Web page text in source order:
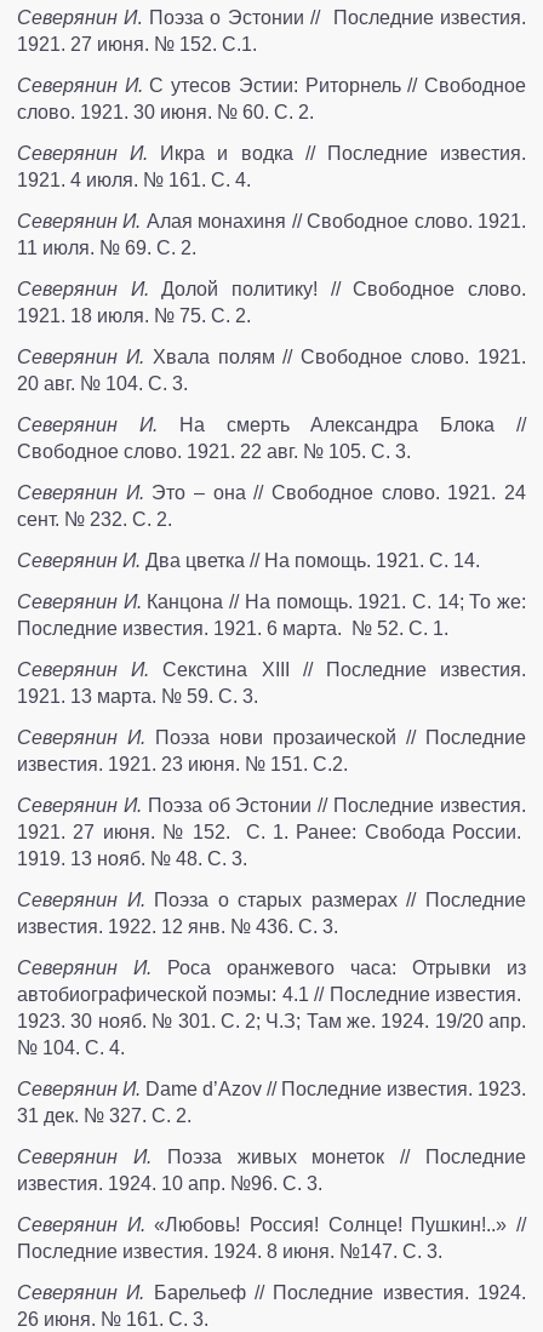
Северянин И. Поэза о Эстонии // Последние известия.
1921. 27 июня. № 152. С.1.
Северянин И. С утесов Эстии: Риторнель // Свободное
слово. 1921. 30 июня. № 60. С. 2.
Северянин И. Икра и водка // Последние известия.
1921. 4 июля. № 161. С. 4.
Северянин И. Алая монахиня // Свободное слово. 1921.
11 июля. № 69. С. 2.
Северянин И. Долой политику! // Свободное слово.
1921. 18 июля. № 75. С. 2.
Северянин И. Хвала полям // Свободное слово. 1921.
20 авг. № 104. С. 3.
Северянин И. На смерть Александра Блока //
Свободное слово. 1921. 22 авг. № 105. С. 3.
Северянин И. Это – она // Свободное слово. 1921. 24
сент. № 232. С. 2.
Северянин И. Два цветка // На помощь. 1921. С. 14.
Северянин И. Канцона // На помощь. 1921. С. 14; То же:
Последние известия. 1921. 6 марта. № 52. С. 1.
Северянин И. Секстина XIII // Последние известия.
1921. 13 марта. № 59. С. 3.
Северянин И. Поэза нови прозаической // Последние
известия. 1921. 23 июня. № 151. С.2.
Северянин И. Поэза об Эстонии // Последние известия.
1921. 27 июня. № 152. С. 1. Ранее: Свобода России.
1919. 13 нояб. № 48. С. 3.
Северянин И. Поэза о старых размерах // Последние
известия. 1922. 12 янв. № 436. С. 3.
Северянин И. Роса оранжевого часа: Отрывки из
автобиогра­фической поэмы: 4.1 // Последние известия.
1923. 30 нояб. № 301. С. 2; Ч.З; Там же. 1924. 19/20 апр.
№ 104. С. 4.
Северянин И. Dame d’Azov // Последние известия. 1923.
31 дек. № 327. С. 2.
Северянин И. Поэза живых монеток // Последние
известия. 1924. 10 апр. №96. С. 3.
Северянин И.«Любовь! Россия! Солнце! Пушкин!..» //
Последние известия. 1924. 8 июня. №147. С. 3.
Северянин И. Барельеф // Последние известия. 1924.
26 июня. № 161. С. 3.